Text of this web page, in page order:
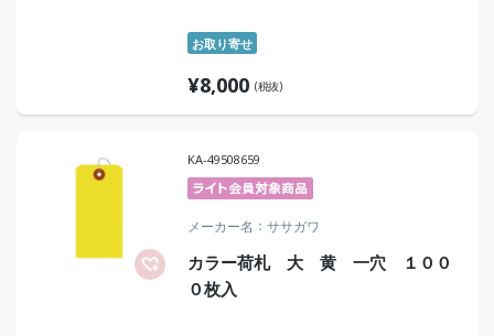
お取り寄せ
¥8,000 (税抜)
KA-49508659
メーカー名 ササガワ
カラー荷札 大 黄 一穴 １００
０枚入